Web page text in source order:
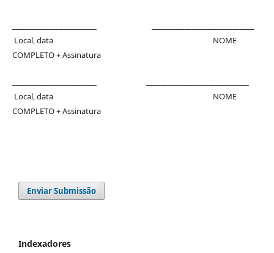
Local, data NOME
COMPLETO + Assinatura
Local, data NOME
COMPLETO + Assinatura
Enviar Submissão
Indexadores